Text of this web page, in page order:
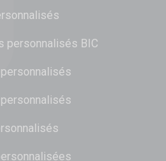
personnalisés BIC